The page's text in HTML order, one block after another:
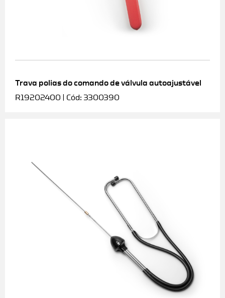
Trava polias do comando de válvula autoajustável
R19202400 | Cód: 3300390